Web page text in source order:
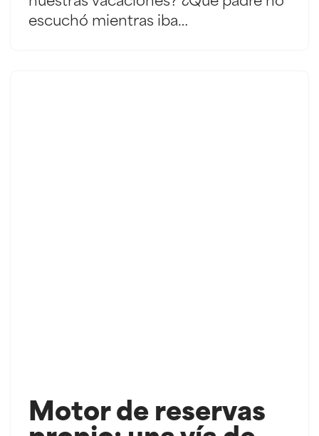
escuchó mientras iba…
Motor de reservas